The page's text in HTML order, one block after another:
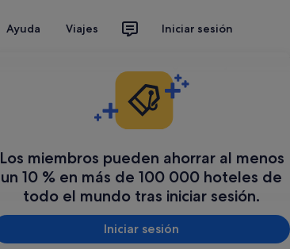
Ayuda Viajes Iniciar sesión
Los miembros pueden ahorrar al menos
un 10 % en más de 100 000 hoteles de
todo el mundo tras iniciar sesión.
Iniciar sesión
Buscar